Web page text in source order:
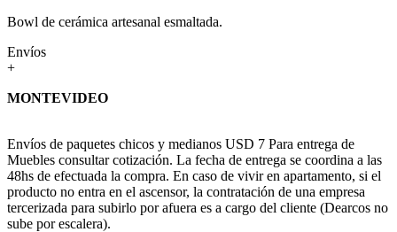
Bowl de cerámica artesanal esmaltada.
Envíos
+
MONTEVIDEO
Envíos de paquetes chicos y medianos USD 7 Para entrega de
Muebles consultar cotización. La fecha de entrega se coordina a las
48hs de efectuada la compra. En caso de vivir en apartamento, si el
producto no entra en el ascensor, la contratación de una empresa
tercerizada para subirlo por afuera es a cargo del cliente (Dearcos no
sube por escalera).